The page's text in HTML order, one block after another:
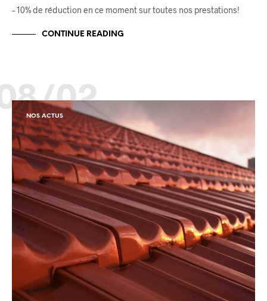
– 10% de réduction en ce moment sur toutes nos prestations!
CONTINUE READING
02
NOS ACTUS